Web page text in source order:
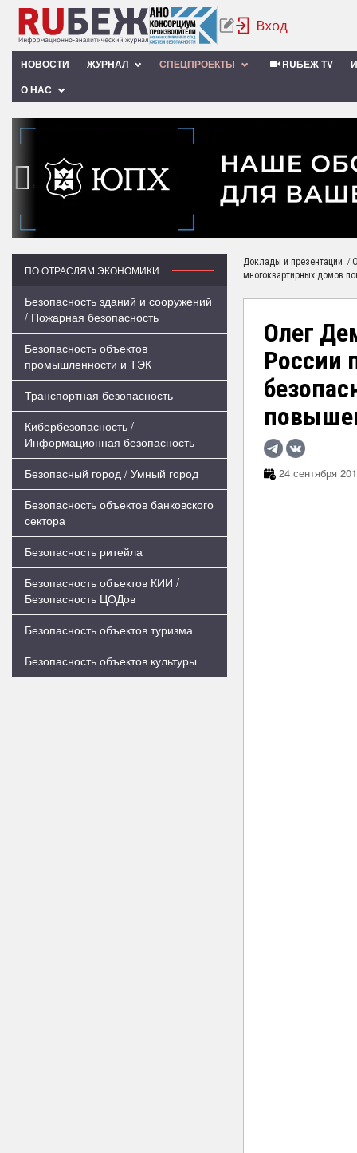
НОВОСТИ ЖУРНАЛ СПЕЦПРОЕКТЫ RUБЕЖ TV
О НАС
‹
ПО ОТРАСЛЯМ ЭКОНОМИКИ
Безопасность зданий и сооружений
/ Пожарная безопасность
Безопасность объектов
промышленности и ТЭК
Транспортная безопасность
Кибербезопасность /
Информационная безопасность
Безопасный город / Умный город
Безопасность объектов банковского
сектора
Безопасность ритейла
Безопасность объектов КИИ /
Безопасность ЦОДов
Безопасность объектов туризма
Безопасность объектов культуры
Доклады и презентации /
многоквартирных домов
Олег
России
24 сентября